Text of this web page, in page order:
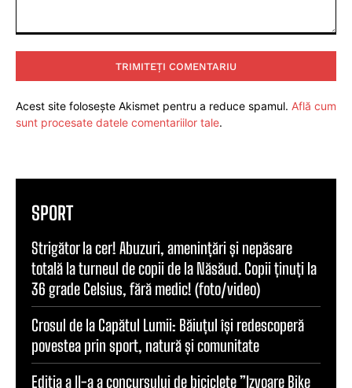
Acest site folosește Akismet pentru a reduce spamul. Află cum
sunt procesate datele comentariilor tale.
SPORT
Strigător la cer! Abuzuri, amenințări și nepăsare
totală la turneul de copii de la Năsăud. Copii ținuți la
36 grade Celsius, fără medic! (foto/video)
Crosul de la Capătul Lumii: Băiuțul își redescoperă
povestea prin sport, natură și comunitate
Ediția a II-a a concursului de biciclete ”Izvoare Bike